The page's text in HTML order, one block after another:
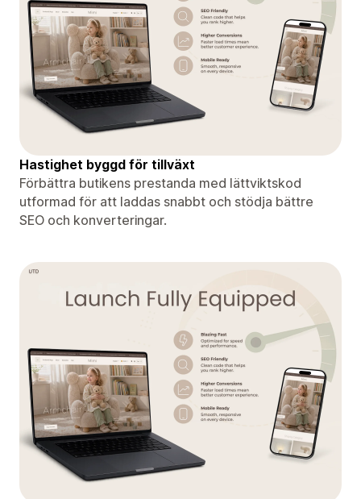
Hastighet byggd för tillväxt
Förbättra butikens prestanda med lättviktskod
utformad för att laddas snabbt och stödja bättre
SEO och konverteringar.